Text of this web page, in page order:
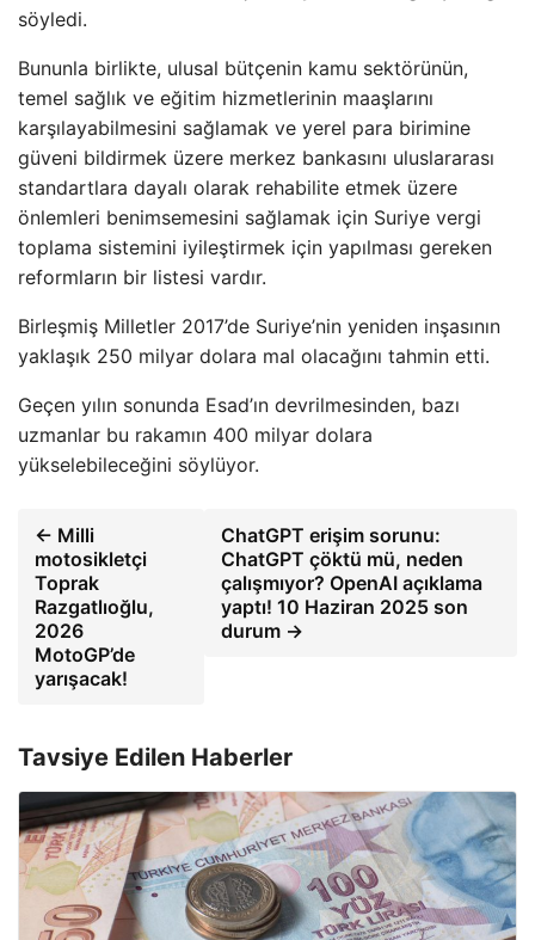
söyledi.
Bununla birlikte, ulusal bütçenin kamu sektörünün,
temel sağlık ve eğitim hizmetlerinin maaşlarını
karşılayabilmesini sağlamak ve yerel para birimine
güveni bildirmek üzere merkez bankasını uluslararası
standartlara dayalı olarak rehabilite etmek üzere
önlemleri benimsemesini sağlamak için Suriye vergi
toplama sistemini iyileştirmek için yapılması gereken
reformların bir listesi vardır.
Birleşmiş Milletler 2017’de Suriye’nin yeniden inşasının
yaklaşık 250 milyar dolara mal olacağını tahmin etti.
Geçen yılın sonunda Esad’ın devrilmesinden, bazı
uzmanlar bu rakamın 400 milyar dolara
yükselebileceğini söylüyor.
← Milli
motosikletçi
Toprak
Razgatlıoğlu,
2026
MotoGP’de
yarışacak!
ChatGPT erişim sorunu:
ChatGPT çöktü mü, neden
çalışmıyor? OpenAI açıklama
yaptı! 10 Haziran 2025 son
durum →
Tavsiye Edilen Haberler